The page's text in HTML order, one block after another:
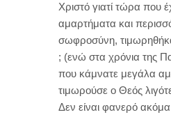
Χριστό γιατί τώρα που
αμαρτήματα και
σωφροσύνη,
; (ενώ στα χρόνια της
που κάμνατε μεγάλα
τιμωρούσε ο Θεός
Δεν είναι φανερό ακόμα